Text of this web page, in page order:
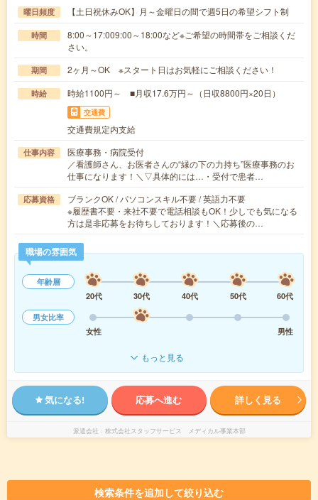
曜日頻度 【土日祝休みOK】月～金曜日の間で週5日の希望シフト制
時間
8:00～17:009:00～18:00など※ご希望の時間帯をご相談くだ
さい。
期間 2ヶ月～OK ※スタート日はお気軽にご相談ください！
時給 時給1100円～ ■月収17.6万円～（日収8800円×20日）
交通費
交通費規定内支給
仕事内容
医療事務・病院受付
／看護師さん、お医者さんの“縁の下の力持ち”医療事務のお
仕事になります！＼▽具体的には…・受付で患者…
応募資格
ブランクOK / パソコンスキル不要 / 英語力不要
※履歴書不要・来社不要で電話相談もOK！少しでも気になる
方は是非応募をお待ちしております！＼応募後の…
職場の雰囲気
年齢層
20代
30代 40代 50代
60代
男女比率
女性
男性
もっと見る
気になる! 応募へ進む 詳しく見る
派遣会社 株式会社スタッフサービス メディカル事業本部
検索条件を追加して絞り込む